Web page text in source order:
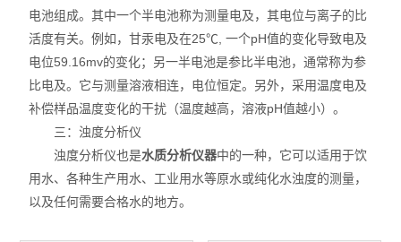
电池组成。其中一个半电池称为测量电及，其电位与离子的比
活度有关。例如，甘汞电及在25℃, 一个pH值的变化导致电及
电位59.16mv的变化；另一半电池是参比半电池，通常称为参
比电及。它与测量溶液相连，电位恒定。另外，采用温度电及
补偿样品温度变化的干扰（温度越高，溶液pH值越小）。
三：浊度分析仪
浊度分析仪也是水质分析仪器中的一种，它可以适用于饮
用水、各种生产用水、工业用水等原水或纯化水浊度的测量，
以及任何需要合格水的地方。